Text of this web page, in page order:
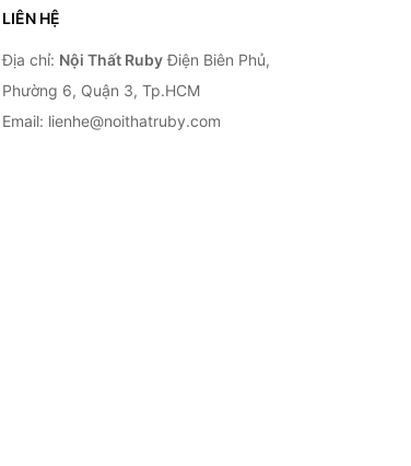
LIÊN HỆ
Địa chỉ: Nội Thất RubyĐiện Biên Phủ,
Phường 6, Quận 3, Tp.HCM
Email: lienhe@noithatruby.com